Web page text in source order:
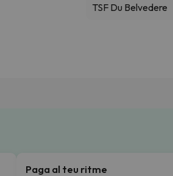
TSF Du Belvedere
Paga al teu ritme